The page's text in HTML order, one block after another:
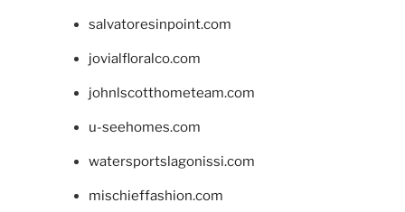
salvatoresinpoint.com
jovialfloralco.com
johnlscotthometeam.com
u-seehomes.com
watersportslagonissi.com
mischieffashion.com